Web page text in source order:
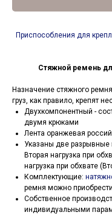
Приспособления для
Стяжной ремень
Назначение стяжного
груз, как правило, крепят
Двухкомпонентный -
двумя крюками
Лента оранжевая
Указаны две разрывные
Вторая нагрузка при
нагрузка при обхвате
Комплектующие:
ремня можно
Собственное
индивидуальными